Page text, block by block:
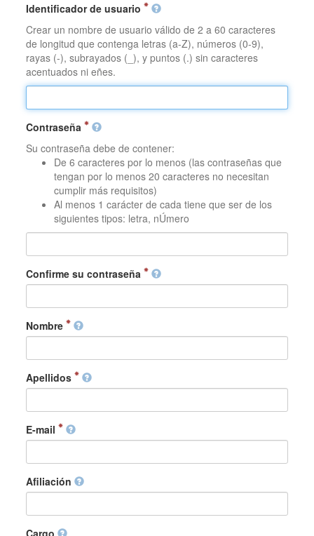
Identificador de usuario
Crear un nombre de usuario válido de 2 a 60 caracteres
de longitud que contenga letras (a-Z), números (0-9),
rayas (-), subrayados (_), y puntos (.) sin caracteres
acentuados ni eñes.
Contraseña
Su contraseña debe de contener:
De 6 caracteres por lo menos (las contraseñas que
tengan por lo menos 20 caracteres no necesitan
cumplir más requisitos)
Al menos 1 carácter de cada tiene que ser de los
siguientes tipos: letra, nÚmero
Confirme su contraseña
Nombre
Apellidos
E-mail
Afiliación
Cargo